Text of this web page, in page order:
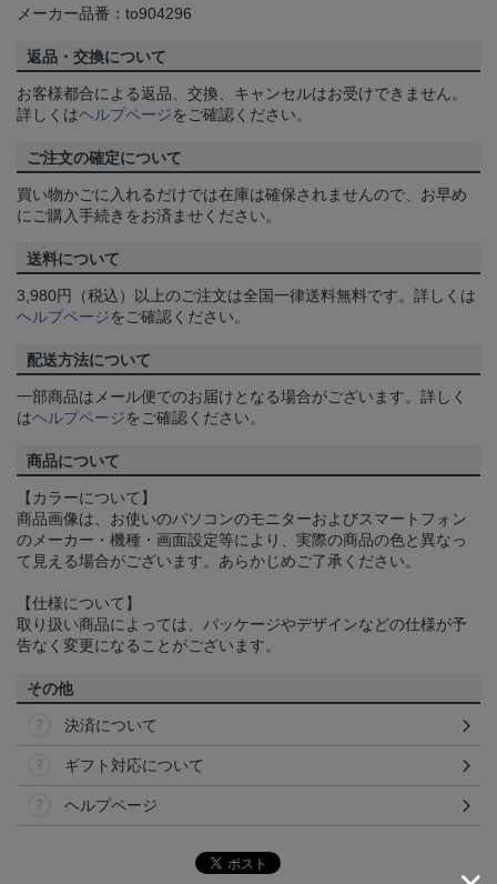
メーカー品番：to904296
返品・交換について
お客様都合による返品、交換、キャンセルはお受けできません。
詳しくはヘルプページをご確認ください。
ご注文の確定について
買い物かごに入れるだけでは在庫は確保されませんので、お早め
にご購入手続きをお済ませください。
送料について
3,980円（税込）以上のご注文は全国一律送料無料です。詳しくは
ヘルプページをご確認ください。
配送方法について
一部商品はメール便でのお届けとなる場合がございます。詳しく
はヘルプページをご確認ください。
商品について
【カラーについて】
商品画像は、お使いのパソコンのモニターおよびスマートフォン
のメーカー・機種・画面設定等により、実際の商品の色と異なっ
て見える場合がございます。あらかじめご了承ください。
【仕様について】
取り扱い商品によっては、パッケージやデザインなどの仕様が予
告なく変更になることがございます。
その他
決済について
ギフト対応について
ヘルプページ